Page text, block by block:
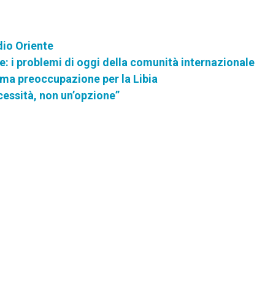
Oriente
i problemi di oggi della comunità internazionale
preoccupazione per la Libia
non un’opzione”